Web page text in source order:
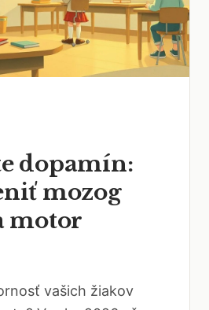
dopamín:
mozog
motor
vašich žiakov